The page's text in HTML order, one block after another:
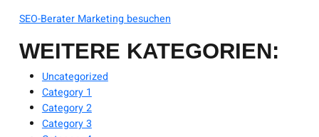
SEO-Berater Marketing besuchen
WEITERE KATEGORIEN:
Uncategorized
Category 1
Category 2
Category 3